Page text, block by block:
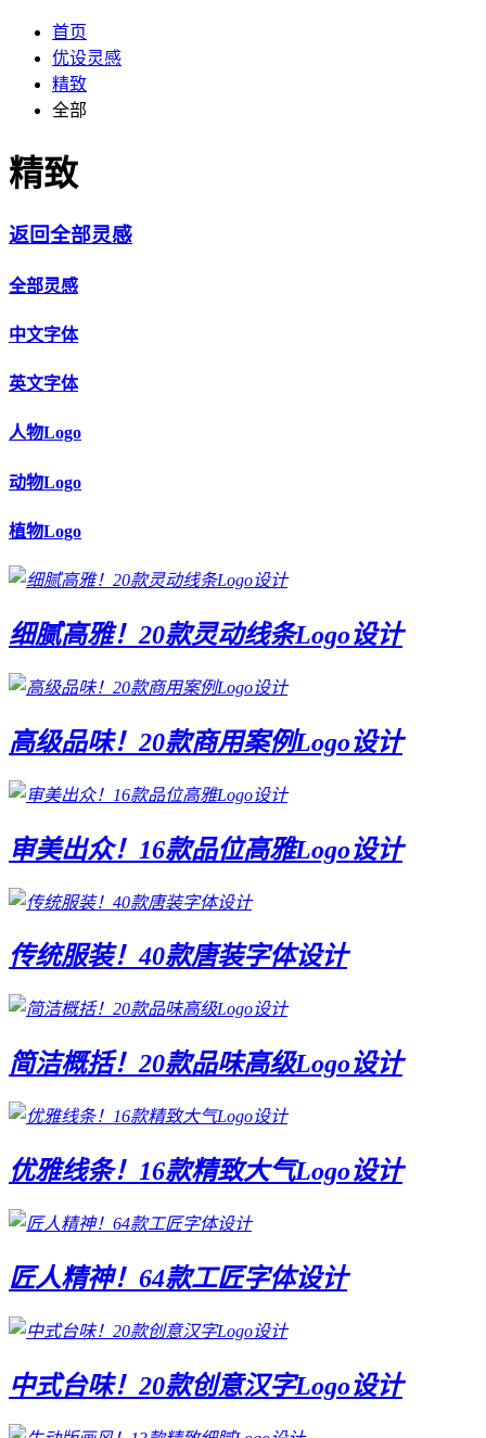
首页
优设灵感
精致
全部
精致
返回全部灵感
全部灵感
中文字体
英文字体
人物Logo
动物Logo
植物Logo
细腻高雅！20款灵动线条Logo设计
高级品味！20款商用案例Logo设计
审美出众！16款品位高雅Logo设计
传统服装！40款唐装字体设计
简洁概括！20款品味高级Logo设计
优雅线条！16款精致大气Logo设计
匠人精神！64款工匠字体设计
中式台味！20款创意汉字Logo设计